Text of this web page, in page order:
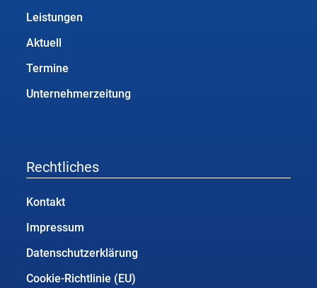
Leistungen
Aktuell
Termine
Unternehmerzeitung
Rechtliches
Kontakt
Impressum
Datenschutzerklärung
Cookie-Richtlinie (EU)